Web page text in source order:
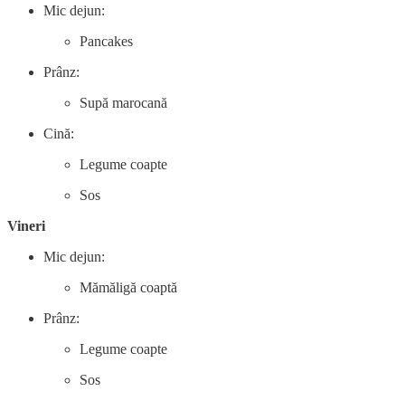
Mic dejun:
Pancakes
Prânz:
Supă marocană
Cină:
Legume coapte
Sos
Vineri
Mic dejun:
Mămăligă coaptă
Prânz:
Legume coapte
Sos